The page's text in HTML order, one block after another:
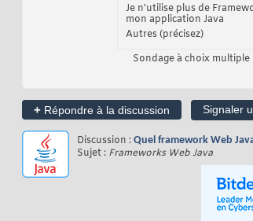
Je n'utilise plus de
mon application Java
Autres (précisez)
Sondage à choix multiple
+ Répondre à la discussion Signaler
Discussion : Quel framework Web
Sujet : Frameworks Web Java